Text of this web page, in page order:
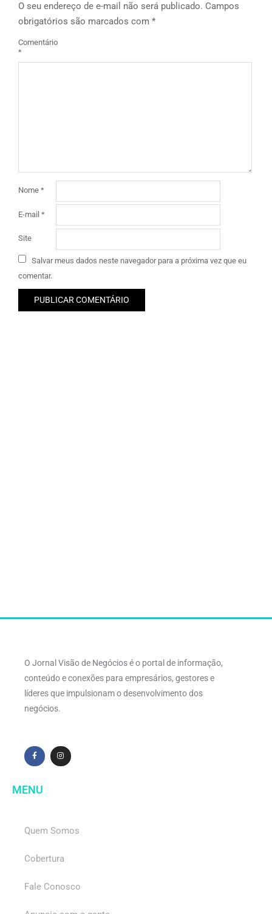
O seu endereço de e-mail não será publicado. Campos
obrigatórios são marcados com *
Comentário
*
Nome *
E-mail *
Site
Salvar meus dados neste navegador para a próxima vez que eu
comentar.
O Jornal Visão de Negócios é o portal de informação,
conteúdo e conexões para empresários, gestores e
líderes que impulsionam o desenvolvimento dos
negócios.
MENU
Quem Somos
Cobertura
Fale Conosco